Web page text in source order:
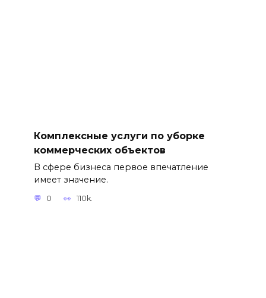
Комплексные услуги по уборке
коммерческих объектов
В сфере бизнеса первое впечатление
имеет значение.
0 110k.